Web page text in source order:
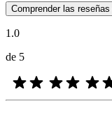
Las opiniones de los
Comprender las
1.0
de 5